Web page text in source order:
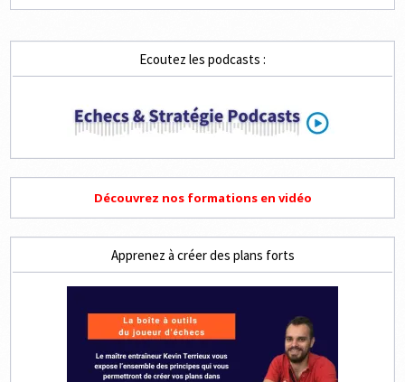
Ecoutez les podcasts :
Découvrez nos formations en vidéo
Apprenez à créer des plans forts